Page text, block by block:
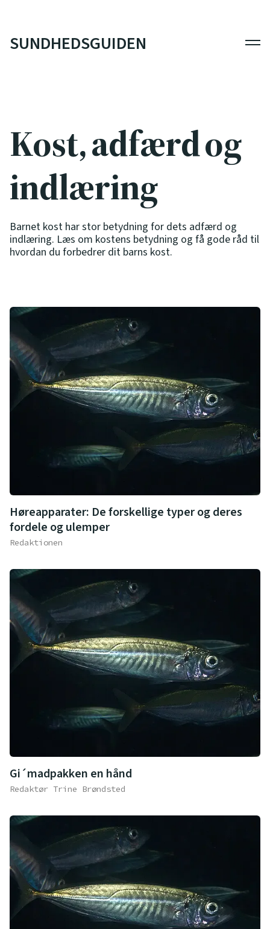
SUNDHEDSGUIDEN
Kost, adfærd og
indlæring
Barnet kost har stor betydning for dets adfærd og
indlæring. Læs om kostens betydning og få gode råd til
hvordan du forbedrer dit barns kost.
Høreapparater: De forskellige typer og deres
fordele og ulemper
Redaktionen
Gi´madpakken en hånd
Redaktør Trine Brøndsted